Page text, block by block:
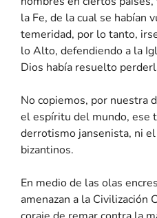
la Fe, de la cual se habían
temeridad, por lo tanto,
lo Alto, defendiendo a la
Dios había resuelto
No copiemos, por nuestra
el espíritu del mundo, ese
derrotismo jansenista, ni
bizantinos.
En medio de las olas
amenazan a la Civilización